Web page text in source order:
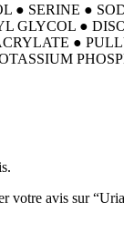
● SERINE ●
GLYCOL ●
●
votre avis sur